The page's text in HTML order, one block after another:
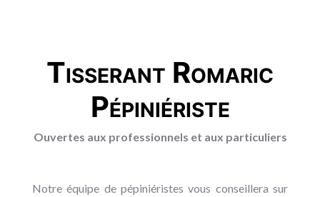
Tisserant Romaric
Pépiniériste
Ouvertes aux professionnels et aux particuliers
Notre équipe de pépiniéristes vous conseillera sur